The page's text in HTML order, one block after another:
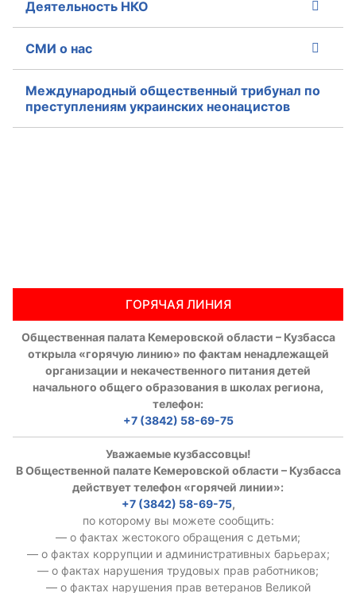
Деятельность НКО
СМИ о нас
Международный общественный трибунал по
преступлениям украинских неонацистов
ГОРЯЧАЯ ЛИНИЯ
Общественная палата Кемеровской области – Кузбасса
открыла «горячую линию» по фактам ненадлежащей
организации и некачественного питания детей
начального общего образования в школах региона,
телефон:
+7 (3842) 58-69-75
Уважаемые кузбассовцы!
В Общественной палате Кемеровской области – Кузбасса
действует телефон «горячей линии»:
+7 (3842) 58-69-75,
по которому вы можете сообщить:
— о фактах жестокого обращения с детьми;
— о фактах коррупции и административных барьерах;
— о фактах нарушения трудовых прав работников;
— о фактах нарушения прав ветеранов Великой